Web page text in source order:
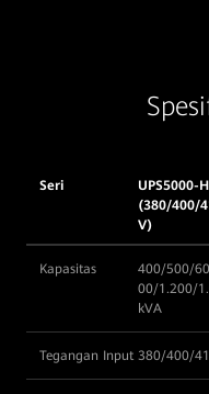
Seri
UPS5000-H
(380/400/
V)
Kapasitas
400/500/
00/1.200/
kVA
Tegangan Input 380/400/